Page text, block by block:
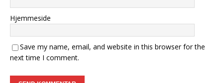
Hjemmeside
Save my name, email, and website in this browser for the
next time I comment.